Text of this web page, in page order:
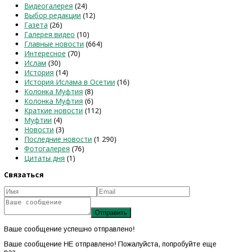
Видеогалерея (24)
Выбор редакции (12)
Газета (26)
Галерея видео (10)
Главные новости (664)
Интересное (70)
Ислам (30)
История (14)
История Ислама в Осетии (16)
Колонка Муфтия (8)
Колонка Муфтия (6)
Краткие новости (112)
Муфтии (4)
Новости (3)
Последние новости (1 290)
Фотогалерея (76)
Цитаты дня (1)
Связаться
Ваше сообщение успешно отправлено!
Ваше сообщение НЕ отправлено! Пожалуйста, попробуйте еще